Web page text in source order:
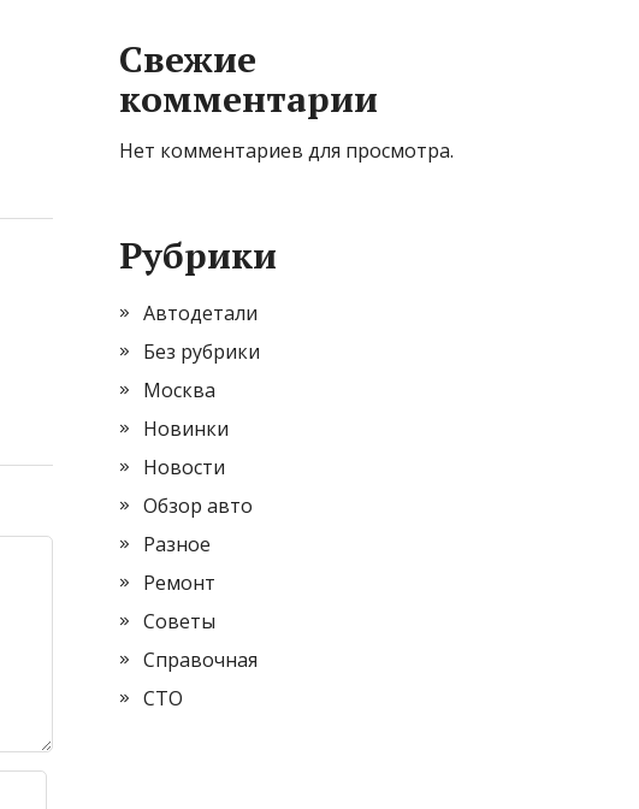
Свежие
комментарии
Нет комментариев для просмотра.
Рубрики
Автодетали
Без рубрики
Москва
Новинки
Новости
Обзор авто
Разное
Ремонт
Советы
Справочная
СТО